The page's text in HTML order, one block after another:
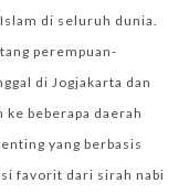
di seluruh dunia.
perempuan-
di Jogjakarta dan
beberapa daerah
yang berbasis
favorit dari sirah nabi